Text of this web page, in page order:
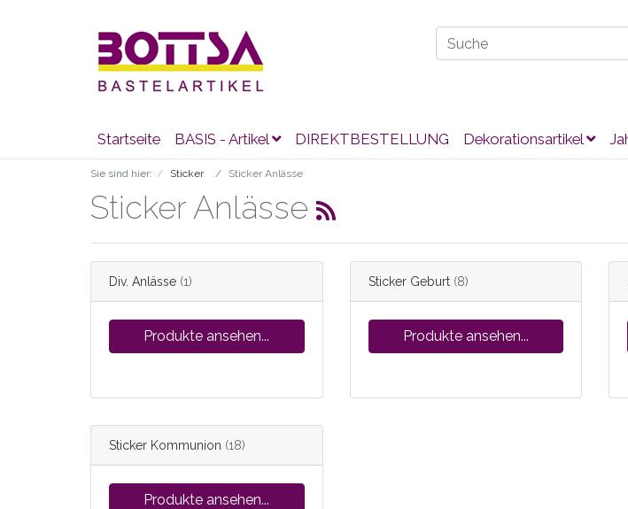
Startseite BASIS - Artikel DIREKTBESTELLUNG Dekorationsartikel
Sie sind hier: Sticker Sticker Anlässe
Sticker Anlässe
Div. Anlässe (1)
Produkte ansehen...
Sticker Geburt(8)
Produkte ansehen...
Sticker Kommunion (18)
Produkte ansehen...